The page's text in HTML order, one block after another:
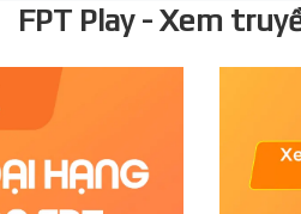
FPT Play - Xem